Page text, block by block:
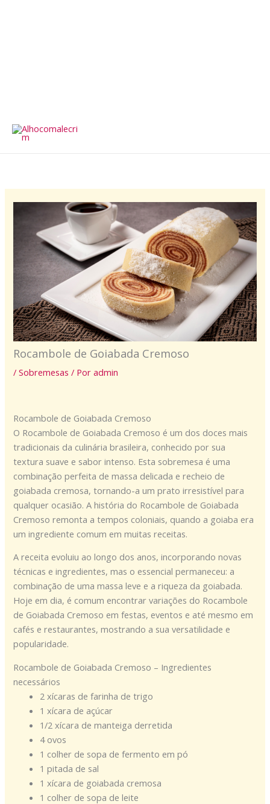
Rocambole de Goiabada Cremoso
/Sobremesas / Poradmin
Rocambole de Goiabada Cremoso
O Rocambole de Goiabada Cremoso é um dos doces mais
tradicionais da culinária brasileira, conhecido por sua
textura suave e sabor intenso. Esta sobremesa é uma
combinação perfeita de massa delicada e recheio de
goiabada cremosa, tornando-a um prato irresistível para
qualquer ocasião. A história do Rocambole de Goiabada
Cremoso remonta a tempos coloniais, quando a goiaba era
um ingrediente comum em muitas receitas.
A receita evoluiu ao longo dos anos, incorporando novas
técnicas e ingredientes, mas o essencial permaneceu: a
combinação de uma massa leve e a riqueza da goiabada.
Hoje em dia, é comum encontrar variações do Rocambole
de Goiabada Cremoso em festas, eventos e até mesmo em
cafés e restaurantes, mostrando a sua versatilidade e
popularidade.
Rocambole de Goiabada Cremoso – Ingredientes
necessários
2 xícaras de farinha de trigo
1 xícara de açúcar
1/2 xícara de manteiga derretida
4 ovos
1 colher de sopa de fermento em pó
1 pitada de sal
1 xícara de goiabada cremosa
1 colher de sopa de leite